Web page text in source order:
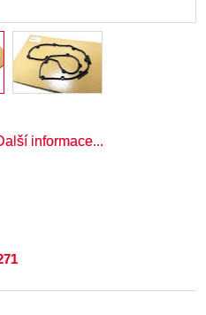
informace...